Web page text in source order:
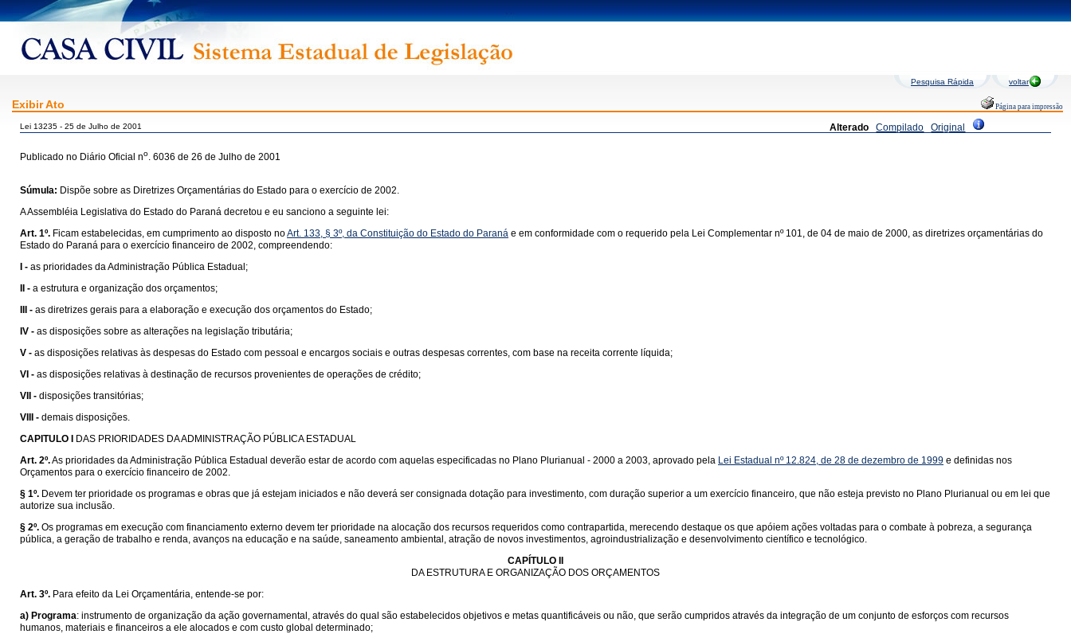
Pesquisa Rápida voltar
Exibir Ato Página para impressão
Alterado Compilado Original
Lei 13235 - 25 de Julho de 2001
Publicado no Diário Oficial no. 6036 de 26 de Julho de 2001
Súmula: Dispõe sobre as Diretrizes Orçamentárias do Estado para o exercício de 2002.
A Assembléia Legislativa do Estado do Paraná decretou e eu sanciono a seguinte lei:
Art. 1º. Ficam estabelecidas, em cumprimento ao disposto noArt. 133, § 3º, da Constituição do Estado do Paraná e em conformidade com o requerido pela Lei Complementar nº 101, de 04 de maio de 2000, as diretrizes orçamentárias do
Estado do Paraná para o exercício financeiro de 2002, compreendendo:
I - as prioridades da Administração Pública Estadual;
II - a estrutura e organização dos orçamentos;
III - as diretrizes gerais para a elaboração e execução dos orçamentos do Estado;
IV - as disposições sobre as alterações na legislação tributária;
V - as disposições relativas às despesas do Estado com pessoal e encargos sociais e outras despesas correntes, com base na receita corrente líquida;
VI - as disposições relativas à destinação de recursos provenientes de operações de crédito;
VII - disposições transitórias;
VIII - demais disposições.
CAPITULO I
DAS PRIORIDADES DA ADMINISTRAÇÃO PÚBLICA ESTADUAL
Art. 2º.As prioridades da Administração Pública Estadual deverão estar de acordo com aquelas especificadas no Plano Plurianual - 2000 a 2003, aprovado pela Lei Estadual nº 12.824, de 28 de dezembro de 1999 e definidas nos
Orçamentos para o exercício financeiro de 2002.
§ 1º. Devem ter prioridade os programas e obras que já estejam iniciados e não deverá ser consignada dotação para investimento, com duração superior a um exercício financeiro, que não esteja previsto no Plano Plurianual ou em lei que
autorize sua inclusão.
§ 2º. Os programas em execução com financiamento externo devem ter prioridade na alocação dos recursos requeridos como contrapartida, merecendo destaque os que apóiem ações voltadas para o combate à pobreza, a segurança
pública, a geração de trabalho e renda, avanços na educação e na saúde, saneamento ambiental, atração de novos investimentos, agroindustrialização e desenvolvimento científico e tecnológico.
CAPÍTULO II
DA ESTRUTURA E ORGANIZAÇÃO DOS ORÇAMENTOS
Art. 3º. Para efeito da Lei Orçamentária, entende-se por:
a) Programa: instrumento de organização da ação governamental, através do qual são estabelecidos objetivos e metas quantificáveis ou não, que serão cumpridos através da integração de um conjunto de esforços com recursos
humanos, materiais e financeiros a ele alocados e com custo global determinado;